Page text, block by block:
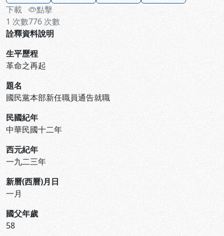
下載
1 次數
點擊
776 次數
詮釋資料說明
生平歷程
革命之再起
題名
國民黨本部新任職員通告就職
民國紀年
中華民國十二年
西元紀年
一九二三年
新曆(西曆)月日
一月
國父年歲
58